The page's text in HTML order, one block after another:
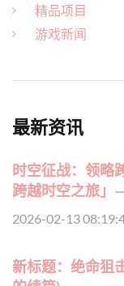
精品项目
游戏新闻
最新资讯
时空征战：领略
跨越时空之旅」
2026-02-13
新标题：绝命狙